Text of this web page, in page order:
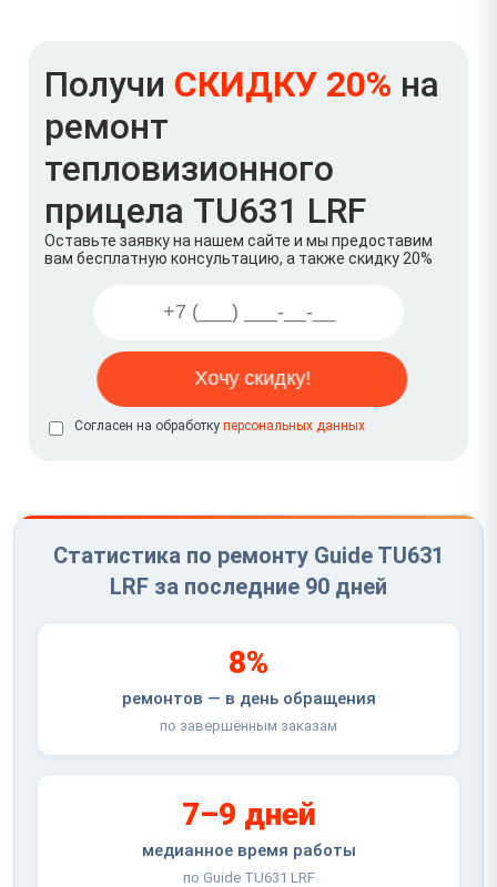
Получи СКИДКУ 20% на
ремонт
тепловизионного
прицела TU631 LRF
Оставьте заявку на нашем сайте и мы предоставим
вам бесплатную консультацию, а также скидку 20%
Согласен на обработку персональных данных
Статистика по ремонту Guide TU631
LRF за последние 90 дней
8%
ремонтов — в день обращения
по завершённым заказам
7–9 дней
медианное время работы
по Guide TU631 LRF